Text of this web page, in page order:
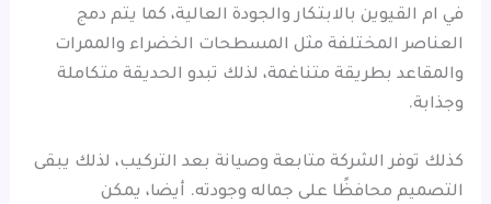
في ام القيوين بالابتكار والجودة العالية، كما يتم دمج
العناصر المختلفة مثل المسطحات الخضراء والممرات
والمقاعد بطريقة متناغمة، لذلك تبدو الحديقة متكاملة
وجذابة.
كذلك توفر الشركة متابعة وصيانة بعد التركيب، لذلك يبقى
التصميم محافظًا على جماله وجودته. أيضا، يمكن